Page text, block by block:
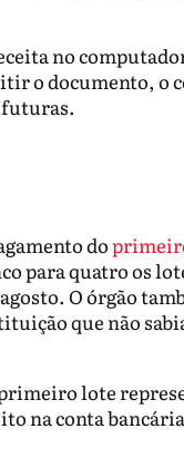
no
o documento, o
futuras.
do
para quatro os
O órgão
que não
lote
na conta